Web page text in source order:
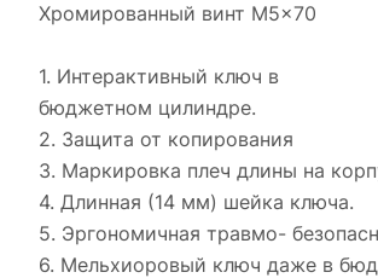
Хромированный винт M5x70
1. Интерактивный ключ в
бюджетном цилиндре.
2. Защита от копирования
3. Маркировка плеч длины на
4. Длинная (14 мм) шейка ключа.
5. Эргономичная травмо-
6. Мельхиоровый ключ даже в